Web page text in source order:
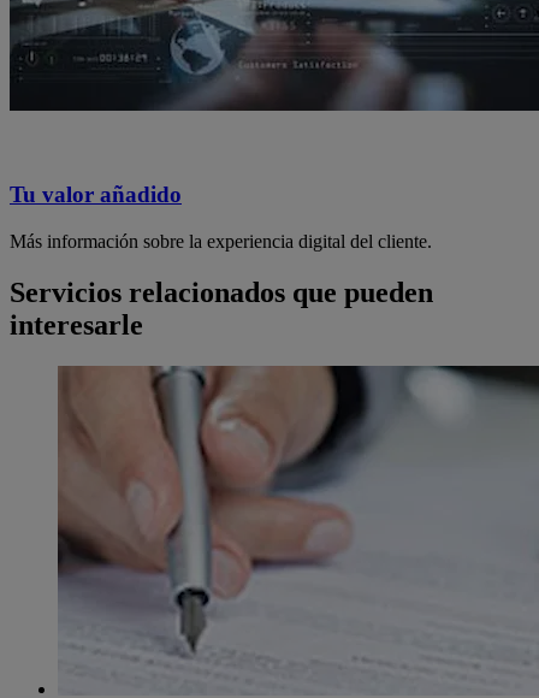
Tu valor añadido
Más información sobre la experiencia digital del cliente.
Servicios relacionados que pueden
interesarle